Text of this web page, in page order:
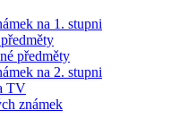
na 1. stupni
předměty
na 2. stupni
TV
známek